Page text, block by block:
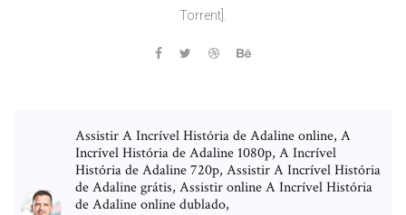
Torrent].
Assistir A Incrível História de Adaline online, A
Incrível História de Adaline 1080p, A Incrível
História de Adaline 720p, Assistir A Incrível História
de Adaline grátis, Assistir online A Incrível História
de Adaline online dublado,